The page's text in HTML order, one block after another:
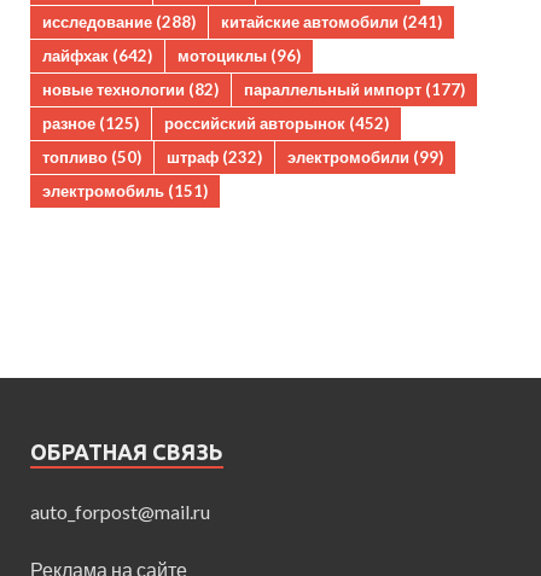
исследование (288) китайские автомобили (241)
лайфхак (642) мотоциклы (96)
новые технологии (82) параллельный импорт (177)
разное (125) российский авторынок (452)
топливо (50) штраф (232) электромобили (99)
электромобиль (151)
ОБРАТНАЯ СВЯЗЬ
auto_forpost@mail.ru
Реклама на сайте